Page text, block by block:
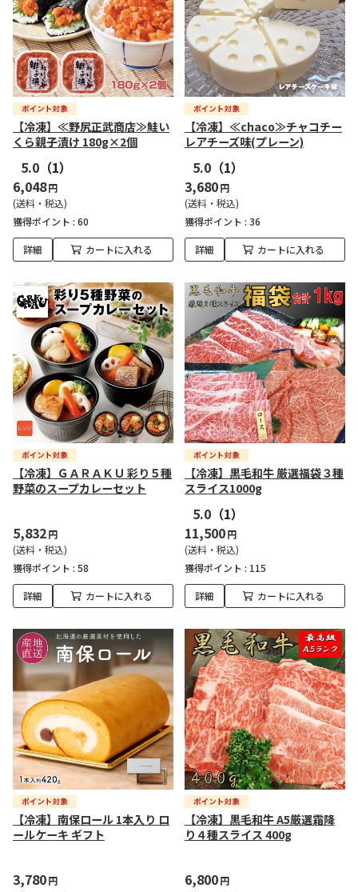
【冷凍】≪野尻正武商店≫鮭い
くら親子漬け 180g×2個
5.0 （1）
6,048円
(送料・税込)
獲得ポイント : 60
詳細 カートに入れる
【冷凍】≪chaco≫チャコチー
レアチーズ味(プレーン)
5.0 （1）
3,680円
(送料・税込)
獲得ポイント : 36
詳細 カートに入れる
【冷凍】ＧＡＲＡＫＵ 彩り５種
野菜のスープカレーセット
5,832円
(送料・税込)
獲得ポイント : 58
詳細 カートに入れる
【冷凍】黒毛和牛 厳選福袋３種
スライス1000g
5.0 （1）
11,500円
(送料・税込)
獲得ポイント : 115
詳細 カートに入れる
【冷凍】南保ロール 1本入り ロ
ールケーキ ギフト
3,780円
【冷凍】黒毛和牛 A5厳選霜降
り４種スライス 400g
6,800円